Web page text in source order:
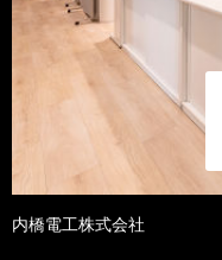
内橋電工株式会社